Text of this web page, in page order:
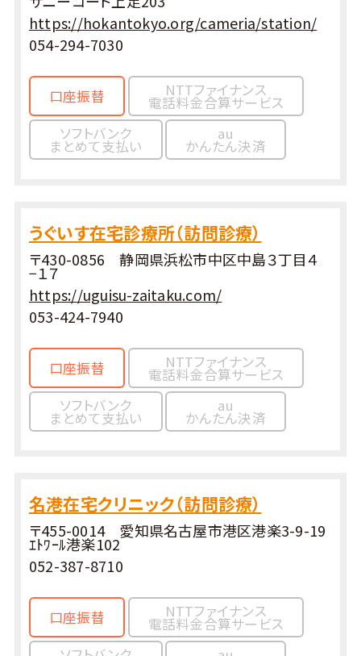
https://hokantokyo.org/cameria/station/
054-294-7030
口座振替 NTTファイナンス
電話料金合算サービス
ソフトバンク
まとめて支払い
au
かんたん決済
うぐいす在宅診療所（訪問診療）
〒430-0856 静岡県浜松市中区中島３丁目４
−１７
https://uguisu-zaitaku.com/
053-424-7940
口座振替 NTTファイナンス
電話料金合算サービス
ソフトバンク
まとめて支払い
au
かんたん決済
名港在宅クリニック（訪問診療）
〒455-0014 愛知県名古屋市港区港楽3-9-19
ｴﾄﾜｰﾙ港楽102
052-387-8710
口座振替 NTTファイナンス
電話料金合算サービス